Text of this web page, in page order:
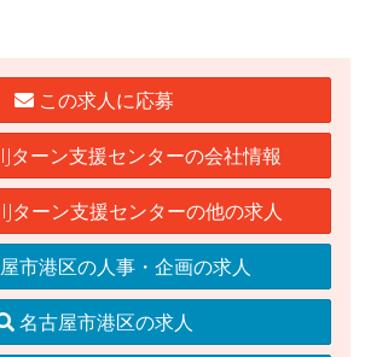
この求人に応募
ターン支援センターの会社情報
ターン支援センターの他の求人
市港区の人事・企画の求人
名古屋市港区の求人